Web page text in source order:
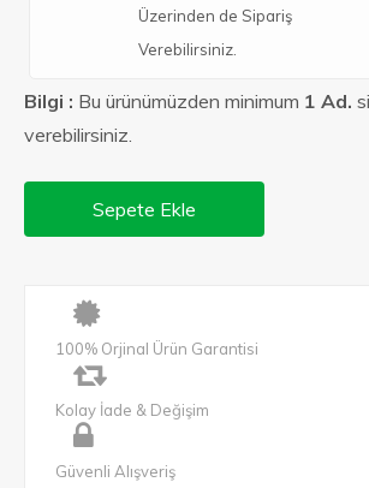
Üzerinden de Sipariş
Verebilirsiniz.
Bilgi : Bu ürünümüzden minimum 1 Ad.
verebilirsiniz.
Sepete Ekle
100% Orjinal Ürün Garantisi
Kolay İade & Değişim
Güvenli Alışveriş